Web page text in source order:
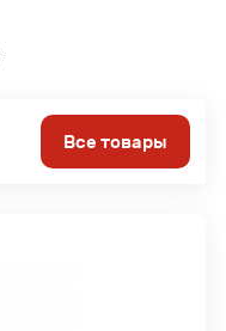
Все товары